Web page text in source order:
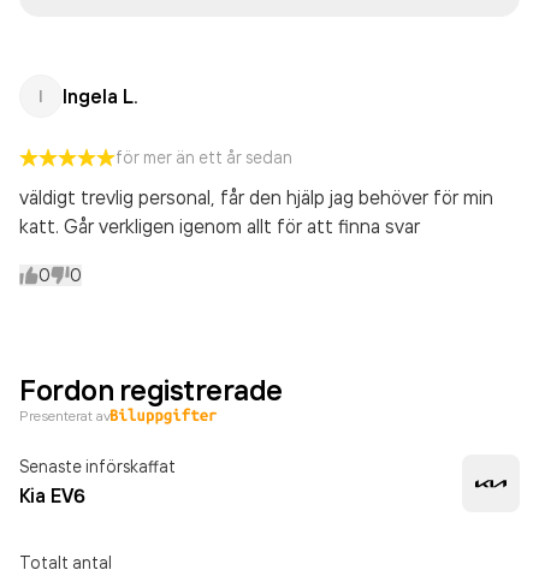
I Ingela L.
för mer än ett år sedan
väldigt trevlig personal, får den hjälp jag behöver för min
katt. Går verkligen igenom allt för att finna svar
0 0
Fordon registrerade
Presenterat av
Senaste införskaffat
Kia EV6
Totalt antal